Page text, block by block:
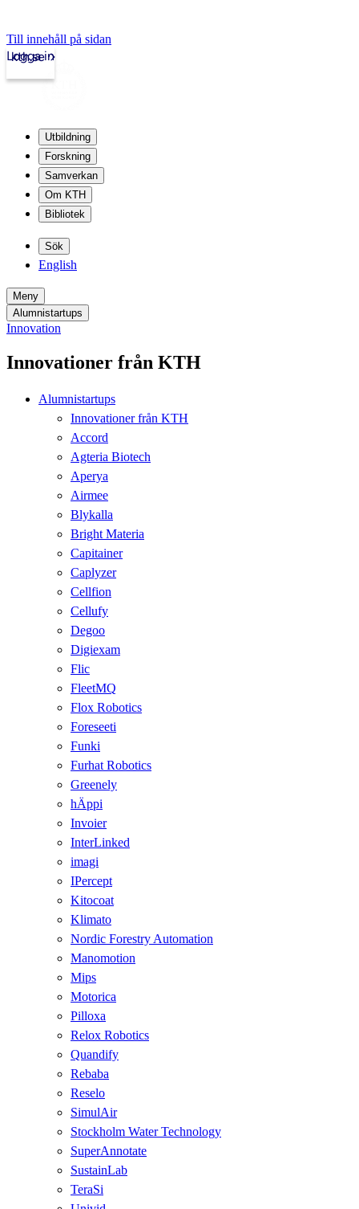
Till innehåll på sidan
kth.se
Logga in
Utbildning
Forskning
Samverkan
Om KTH
Bibliotek
Sök
English
Meny
Alumnistartups
Innovation
Innovationer från KTH
Alumnistartups
Innovationer från KTH
Accord
Agteria Biotech
Aperya
Airmee
Blykalla
Bright Materia
Capitainer
Caplyzer
Cellfion
Cellufy
Degoo
Digiexam
Flic
FleetMQ
Flox Robotics
Foreseeti
Funki
Furhat Robotics
Greenely
hÄppi
Invoier
InterLinked
imagi
IPercept
Kitocoat
Klimato
Nordic Forestry Automation
Manomotion
Mips
Motorica
Pilloxa
Relox Robotics
Quandify
Rebaba
Reselo
SimulAir
Stockholm Water Technology
SuperAnnotate
SustainLab
TeraSi